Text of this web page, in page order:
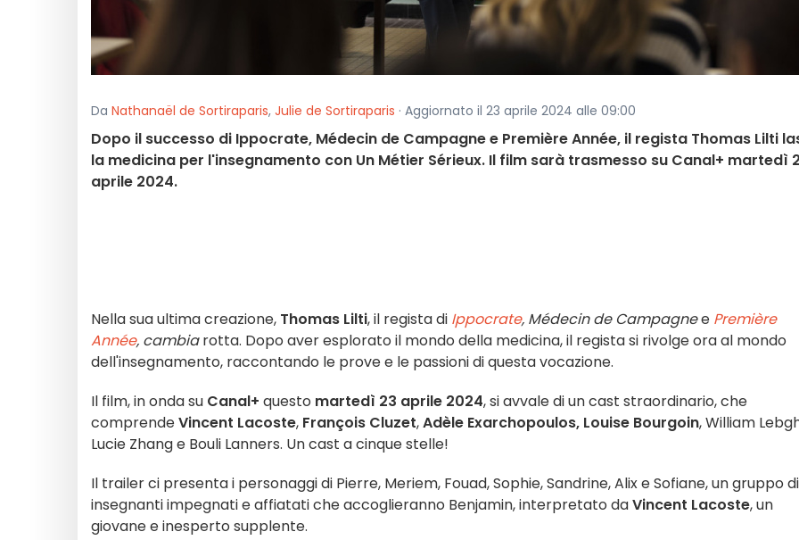
Da Nathanaël de Sortiraparis, Julie de Sortiraparis · Aggiornato il 23 aprile 2024 alle 09:00
Dopo il successo di Ippocrate, Médecin de Campagne e Première Année, il regista Thomas Lilti
la medicina per l'insegnamento con Un Métier Sérieux. Il film sarà trasmesso su Canal+ martedì
aprile 2024.
Nella sua ultima creazione, Thomas Lilti, il regista di Ippocrate, Médecin de Campagnee Première
Année, cambiarotta. Dopo aver esplorato il mondo della medicina, il regista si rivolge ora al mondo
dell'insegnamento, raccontando le prove e le passioni di questa vocazione.
Il film, in onda su Canal+ questo martedì 23 aprile 2024, si avvale di un cast straordinario, che
comprendeVincent Lacoste, François Cluzet,Adèle Exarchopoulos, Louise Bourgoin, William
Lucie Zhang e Bouli Lanners. Un cast a cinque stelle!
Il trailer ci presenta i personaggi di Pierre, Meriem, Fouad, Sophie, Sandrine, Alix e Sofiane, un gruppo di
insegnanti impegnati e affiatati che accoglieranno Benjamin, interpretato daVincent Lacoste, un
giovane e inesperto supplente.